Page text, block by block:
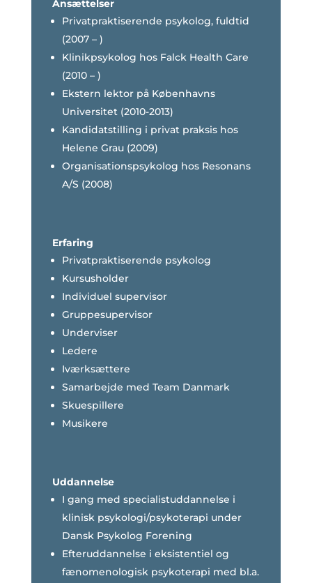
Ansættelser
Privatpraktiserende psykolog, fuldtid
(2007 – )
Klinikpsykolog hos Falck Health Care
(2010 – )
Ekstern lektor på Københavns
Universitet (2010-2013)
Kandidatstilling i privat praksis hos
Helene Grau (2009)
Organisationspsykolog hos Resonans
A/S (2008)
Erfaring
Privatpraktiserende psykolog
Kursusholder
Individuel supervisor
Gruppesupervisor
Underviser
Ledere
Iværksættere
Samarbejde med Team Danmark
Skuespillere
Musikere
Uddannelse
I gang med specialistuddannelse i
klinisk psykologi/psykoterapi under
Dansk Psykolog Forening
Efteruddannelse i eksistentiel og
fænomenologisk psykoterapi med bl.a.